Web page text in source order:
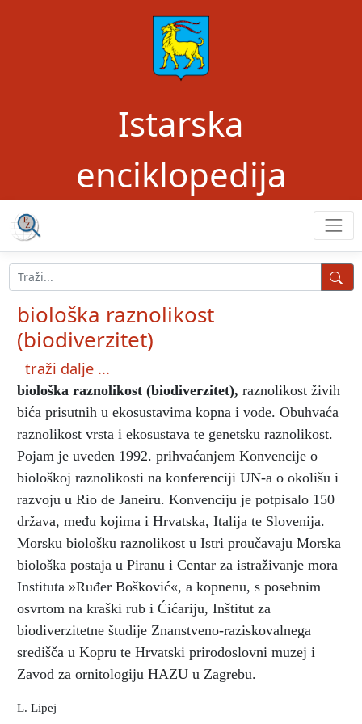
Istarska
enciklopedija
biološka raznolikost
(biodiverzitet)
traži dalje ...
biološka raznolikost (biodiverzitet), raznolikost živih
bića prisutnih u ekosustavima kopna i vode. Obuhvaća
raznolikost vrsta i ekosustava te genetsku raznolikost.
Pojam je uveden 1992. prihvaćanjem Konvencije o
biološkoj raznolikosti na konferenciji UN-a o okolišu i
razvoju u Rio de Janeiru. Konvenciju je potpisalo 150
država, među kojima i Hrvatska, Italija te Slovenija.
Morsku biološku raznolikost u Istri proučavaju Morska
biološka postaja u Piranu i Centar za istraživanje mora
Instituta »Ruđer Bošković«, a kopnenu, s posebnim
osvrtom na kraški rub i Ćićariju, Inštitut za
biodiverzitetne študije Znanstveno-raziskovalnega
središča u Kopru te Hrvatski prirodoslovni muzej i
Zavod za ornitologiju HAZU u Zagrebu.
L. Lipej